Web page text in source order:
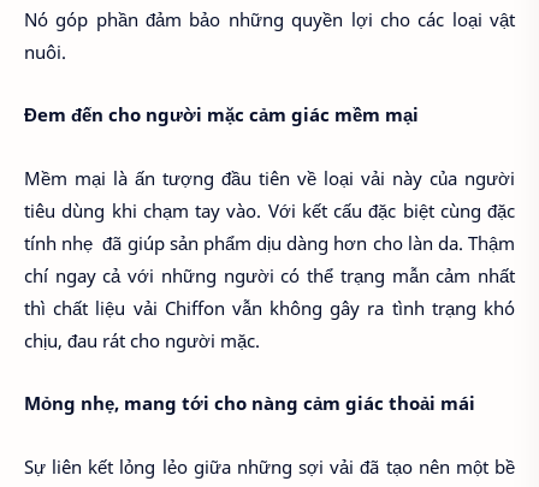
Nó góp phần đảm bảo những quyền lợi cho các loại vật
nuôi.
Đem đến cho người mặc cảm giác mềm mại
Mềm mại là ấn tượng đầu tiên về loại vải này của người
tiêu dùng khi chạm tay vào. Với kết cấu đặc biệt cùng đặc
tính nhẹ đã giúp sản phẩm dịu dàng hơn cho làn da. Thậm
chí ngay cả với những người có thể trạng mẫn cảm nhất
thì chất liệu vải Chiffon vẫn không gây ra tình trạng khó
chịu, đau rát cho người mặc.
Mỏng nhẹ, mang tới cho nàng cảm giác thoải mái
Sự liên kết lỏng lẻo giữa những sợi vải đã tạo nên một bề